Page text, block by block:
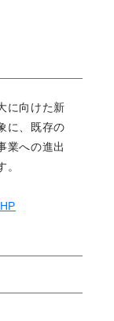
に向けた新
に、既存の
業への進出